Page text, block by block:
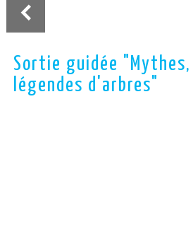
Sortie guidée
légendes d'arbres"